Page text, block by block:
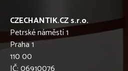
CZECHANTIK.CZ s.r.o.
Petrské náměstí 1
Praha 1
110 00